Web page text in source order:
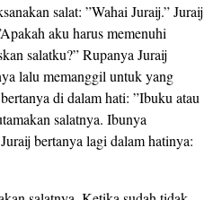
salat: ”Wahai Juraij.” Juraij
aku harus memenuhi
salatku?” Rupanya Juraij
lalu memanggil untuk yang
di dalam hati: ”Ibuku atau
salatnya. Ibunya
bertanya lagi dalam hatinya: